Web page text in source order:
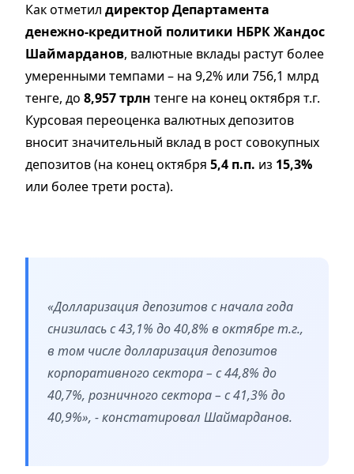
Как отметил директор Департамента
денежно-кредитной политики НБРК Жандос
Шаймарданов, валютные вклады растут более
умеренными темпами – на 9,2% или 756,1 млрд
тенге, до 8,957 трлн тенге на конец октября т.г.
Курсовая переоценка валютных депозитов
вносит значительный вклад в рост совокупных
депозитов (на конец октября 5,4 п.п. из 15,3%
или более трети роста).
«Долларизация депозитов с начала года
снизилась с 43,1% до 40,8% в октябре т.г.,
в том числе долларизация депозитов
корпоративного сектора – с 44,8% до
40,7%, розничного сектора – с 41,3% до
40,9%», - констатировал Шаймарданов.